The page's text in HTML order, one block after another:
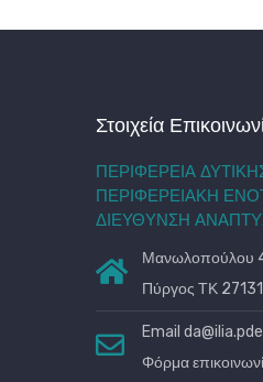
Στοιχεία
ΠΕΡΙΦΕΡΕΙΑ
ΠΕΡΙΦΕΡΕΙΑΚΗ
ΔΙΕΥΘΥΝΣΗ
Μανωλοπούλου
Πύργος ΤΚ
Email
Φόρμα